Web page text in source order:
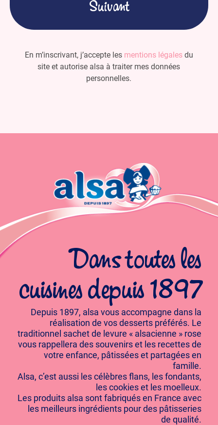
En m’inscrivant, j’accepte les mentions légalesdu
site et autorise alsa à traiter mes données
personnelles.
Dans toutes les
cuisines depuis 1897
Depuis 1897, alsa vous accompagne dans la
réalisation de vos desserts préférés. Le
traditionnel sachet de levure « alsacienne » rose
vous rappellera des souvenirs et les recettes de
votre enfance, pâtissées et partagées en
famille.
Alsa, c’est aussi les célèbres flans, les fondants,
les cookies et les moelleux.
Les produits alsa sont fabriqués en France avec
les meilleurs ingrédients pour des pâtisseries
de qualité.